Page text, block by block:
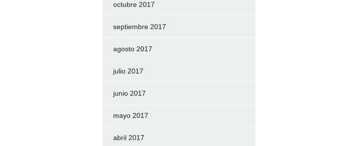
octubre 2017
septiembre 2017
agosto 2017
julio 2017
junio 2017
mayo 2017
abril 2017